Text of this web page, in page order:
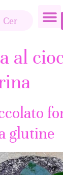
al
glutine